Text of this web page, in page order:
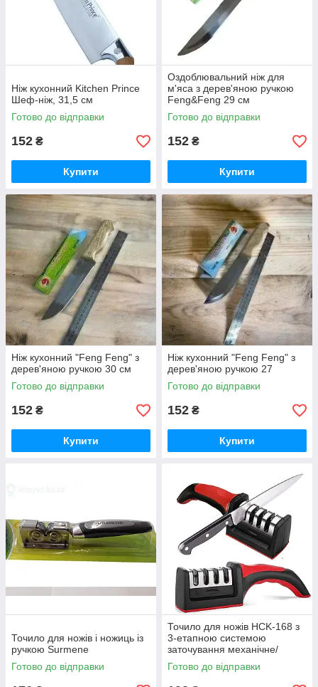
Ніж кухонний Kitchen Prince
Шеф-ніж, 31,5 см
Готово до відправки
152 ₴
Купити
Оздоблювальний ніж для
м'яса з дерев'яною ручкою
Feng&Feng 29 см
Готово до відправки
152 ₴
Купити
Ніж кухонний "Feng Feng" з
дерев'яною ручкою 30 см
Готово до відправки
152 ₴
Купити
Ніж кухонний "Feng Feng" з
дерев'яною ручкою 27
Готово до відправки
152 ₴
Купити
Точило для ножів і ножиць із
ручкою Surmene
Готово до відправки
Точило для ножів HCK-168 з
3-етапною системою
заточування механічне/
Ніжеточка ручне з 3
режимами
Готово до відправки